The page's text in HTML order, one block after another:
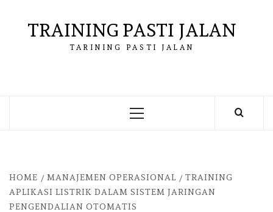
contentTRAINING PASTI JALAN
TARINING PASTI JALAN
Primary
HOME MANAJEMEN OPERASIONAL
TRAINING
APLIKASI LISTRIK DALAM SISTEM JARINGAN
PENGENDALIAN OTOMATIS